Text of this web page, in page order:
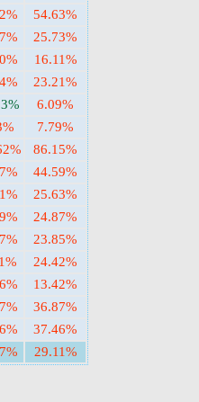
54.63%
25.73%
16.11%
23.21%
6.09%
7.79%
86.15%
44.59%
25.63%
24.87%
23.85%
24.42%
13.42%
36.87%
37.46%
29.11%